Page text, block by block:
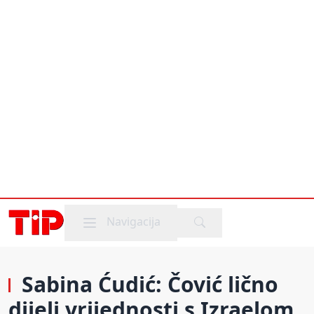
Mobile menu
Navigacija
Sabina Ćudić: Čović lično